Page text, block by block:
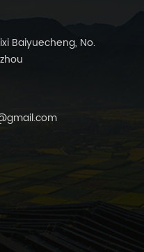
Baiyuecheng, No.